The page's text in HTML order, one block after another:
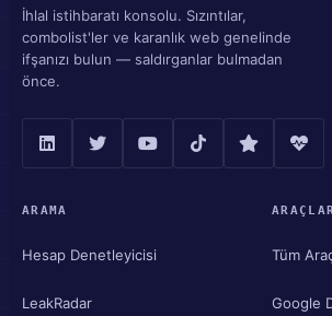
İhlal istihbaratı konsolu. Sızıntılar,
combolist'ler ve karanlık web genelinde
ifşanızı bulun — saldırganlar bulmadan
önce.
ARAMA
Hesap Denetleyicisi
LeakRadar
Tüm
Google